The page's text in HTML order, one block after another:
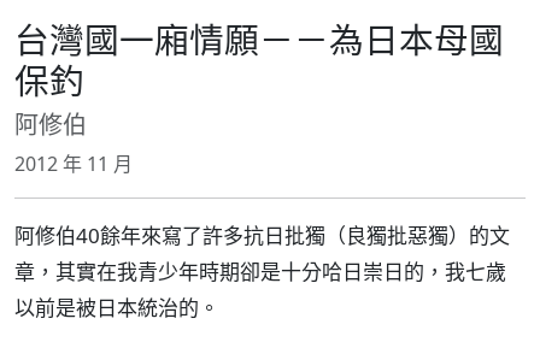
台灣國一廂情願－－為日本母國
保釣
阿修伯
2012 年 11 月
阿修伯40餘年來寫了許多抗日批獨（良獨批惡獨）的文
章，其實在我青少年時期卻是十分哈日崇日的，我七歲
以前是被日本統治的。